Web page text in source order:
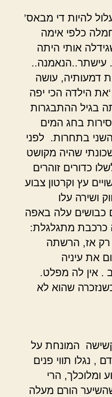
די מבאס’
כלפי אימה
אותי היתה
דמעותיה, עושה
הילדה הכי יפה
בגיל ההתבגרות
בחג המים
בתחרות. לפני
שהיה מקושט
כדורים זוהרים
עץ וקרטון צבוע
ושירה עלו
כבושים עלה באפה
כרכבת מתגלגלת:
רק אז, הרשתה
את עיניה
. אין לה מפלט.
שהוא לא
על
נגלו תווי פנים
ומלוכלך, הרי
הורם מעלה